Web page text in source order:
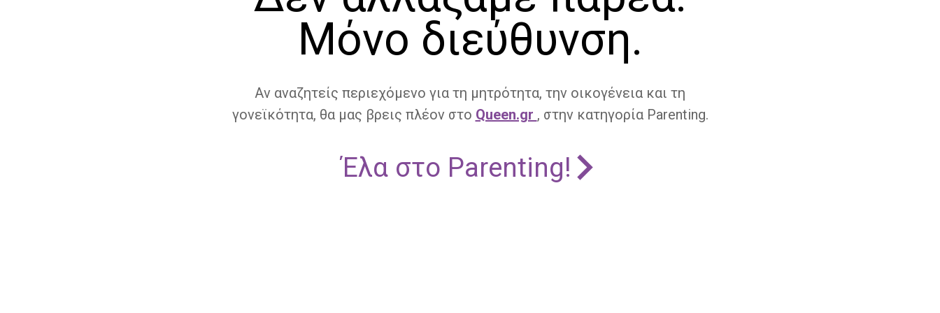
Μόνο διεύθυνση.
Αν αναζητείς περιεχόμενο για τη μητρότητα, την οικογένεια και τη
γονεϊκότητα, θα μας βρεις πλέον στο Queen.gr , στην κατηγορία Parenting.
Έλα στο Parenting!